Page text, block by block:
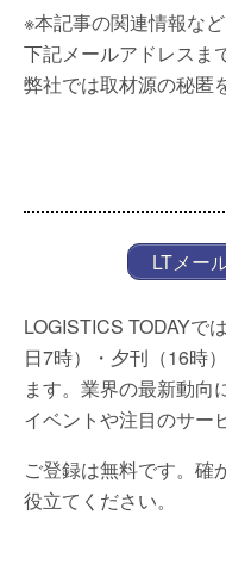
※本記事の関連情報な
下記メールアドレスま
弊社では取材源の秘匿
LTメー
LOGISTICS TODAYで
日7時）・夕刊（16時
ます。業界の最新動向
イベントや注目のサー
ご登録は無料です。確
役立てください。